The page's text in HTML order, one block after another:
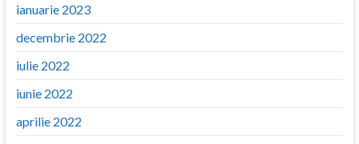
ianuarie 2023
decembrie 2022
iulie 2022
iunie 2022
aprilie 2022